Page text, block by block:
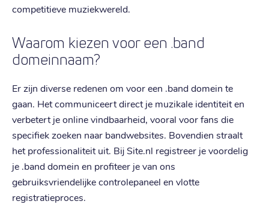
competitieve muziekwereld.
Waarom kiezen voor een .band
domeinnaam?
Er zijn diverse redenen om voor een .band domein te
gaan. Het communiceert direct je muzikale identiteit en
verbetert je online vindbaarheid, vooral voor fans die
specifiek zoeken naar bandwebsites. Bovendien straalt
het professionaliteit uit. Bij Site.nl registreer je voordelig
je .band domein en profiteer je van ons
gebruiksvriendelijke controlepaneel en vlotte
registratieproces.